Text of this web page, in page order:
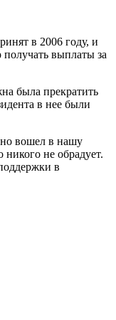
в 2006 году, и
выплаты за
была прекратить
в нее были
вошел в нашу
не обрадует.
в